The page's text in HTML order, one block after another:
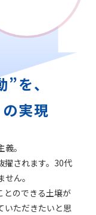
を、
実現
。
擢されます。30代
ん。
とのできる土壌が
いただきたいと思